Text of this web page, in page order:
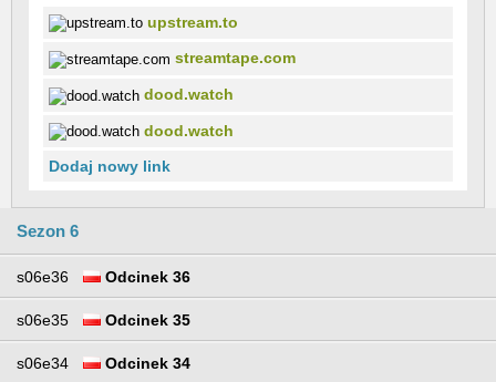
upstream.to
streamtape.com
dood.watch
dood.watch
Dodaj nowy link
Sezon 6
s06e36 Odcinek 36
s06e35 Odcinek 35
s06e34 Odcinek 34